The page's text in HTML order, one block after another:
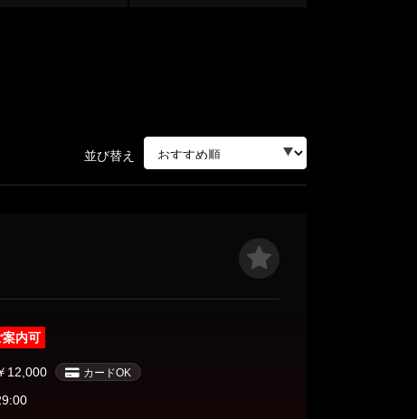
並び替え
内可
12,000 カードOK
人形町・茅場町・門前仲町
飯田橋・神楽坂・水道橋